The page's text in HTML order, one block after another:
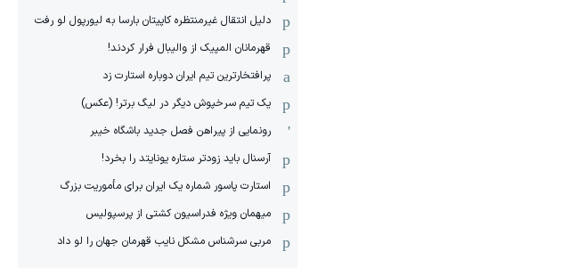
دلیل انتقال غیرمنتظره کاپیتان بارسا به لیورپول لو رفت
قهرمانان المپیک از والیبال فرار کردند!
پرافتخارترین تیم ایران دوباره استارت زد
یک تیم سرخپوش دیگر در لیگ برتر! (عکس)
رونمایی از پیراهن فصل جدید باشگاه خیبر
آرسنال باید زودتر ستاره یونایتد را بخرد!
استارت پاسور شماره یک ایران برای مأموریت بزرگ
میهمان ویژه فدراسیون کشتی از پرسپولیس
مربی سرشناس مشکل نایب قهرمان جهان را لو داد